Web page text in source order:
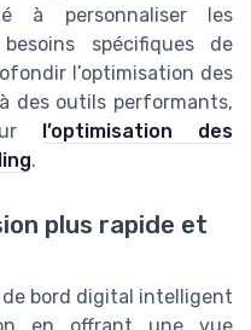
à personnaliser les
spécifiques de
l’optimisation des
des outils performants,
l’optimisation des
.
plus rapide et
de bord digital intelligent